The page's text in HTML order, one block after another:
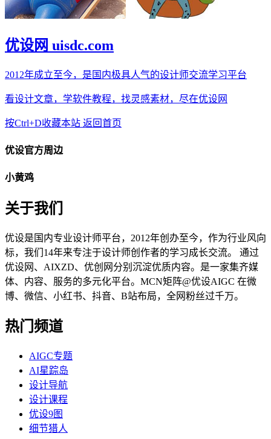
优设网 uisdc.com
2012年成立至今，是国内极具人气的设计师交流学习平台
看设计文章，学软件教程，找灵感素材，尽在优设网
按Ctrl+D收藏本站 返回首页
优设官方周边
小黄鸡
关于我们
优设是国内专业设计师平台，2012年创办至今，作为行业风向
标，我们14年来专注于设计师创作者的学习成长交流。 通过
优设网、AIXZD、优创网分别沉淀优质内容。是一家集齐媒
体、内容、服务的多元化平台。MCN矩阵@优设AIGC 在微
博、微信、小红书、抖音、B站布局，全网粉丝过千万。
热门频道
AIGC专题
AI星踪岛
设计导航
设计课程
优设9图
细节猎人